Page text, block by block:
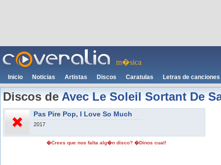
m�sica
Inicio Noticias Artistas Discos Caratulas Letras de canciones
Discos deAvec Le Soleil Sortant De
Pas Pire Pop, I Love So Much
2017
�Crees que nos falta alg�n disco? �Dinos cual!